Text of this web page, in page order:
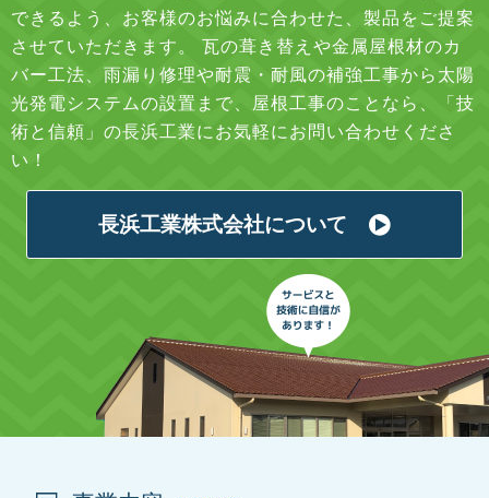
できるよう、お客様のお悩みに合わせた、製品をご提案
させていただきます。 瓦の葺き替えや金属屋根材のカ
バー工法、雨漏り修理や耐震・耐風の補強工事から太陽
光発電システムの設置まで、屋根工事のことなら、「技
術と信頼」の長浜工業にお気軽にお問い合わせくださ
い！
長浜工業株式会社について